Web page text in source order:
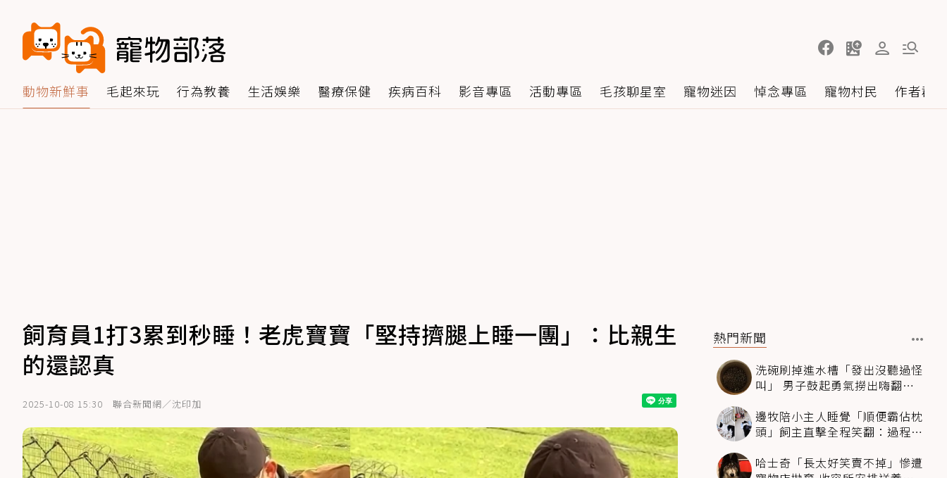
動物新鮮事 毛起來玩 行為教養 生活娛樂 醫療保健 疾病百科 影音專區 活動專區 毛孩聊星室 寵物迷因 悼念專區 寵物村民 作者群
飼育員1打3累到秒睡！老虎寶寶「堅持擠腿上睡一團」：比親生
的還認真
2025-10-08 15:30 聯合新聞網／沈印加
熱門新聞
洗碗刷掉進水槽「發出沒聽過怪
叫」 男子鼓起勇氣撈出嗨翻：
邊牧陪小主人睡覺「順便霸佔枕
頭」飼主直擊全程笑翻：過程絲
哈士奇「長太好笑賣不掉」慘遭